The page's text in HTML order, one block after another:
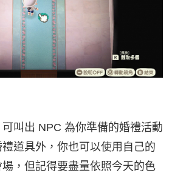
可叫出 NPC 為你準備的婚禮活動
道具外，你也可以使用自己的
，但記得要盡量依照今天的色